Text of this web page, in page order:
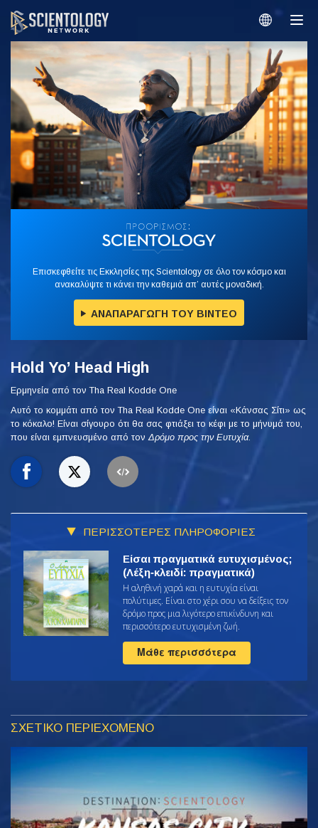
Επισκεφθείτε τις Εκκλησίες της Scientology σε όλο τον κόσμο και
ανακαλύψτε τι κάνει την καθεμιά απ’ αυτές μοναδική.
ΑΝΑΠΑΡΑΓΩΓΗ ΤΟΥ ΒΙΝΤΕΟ
Hold Yo’ Head High
Ερμηνεία από τον Tha Real Kodde One
Αυτό το κομμάτι από τον Tha Real Kodde One είναι «Κάνσας Σίτι» ως
το κόκαλο! Είναι σίγουρο ότι θα σας φτιάξει το κέφι με το μήνυμά του,
που είναι εμπνευσμένο από τονΔρόμο προς την Ευτυχία.
ΠΕΡΙΣΣΟΤΕΡΕΣ ΠΛΗΡΟΦΟΡΙΕΣ
Είσαι πραγματικά ευτυχισμένος;
(Λέξη‑κλειδί: πραγματικά)
Η αληθινή χαρά και η ευτυχία είναι
πολύτιμες. Είναι στο χέρι σου να δείξεις τον
δρόμο προς μια λιγότερο επικίνδυνη και
περισσότερο ευτυχισμένη ζωή.
Μάθε περισσότερα
ΣΧΕΤΙΚΟ ΠΕΡΙΕΧΟΜΕΝΟ